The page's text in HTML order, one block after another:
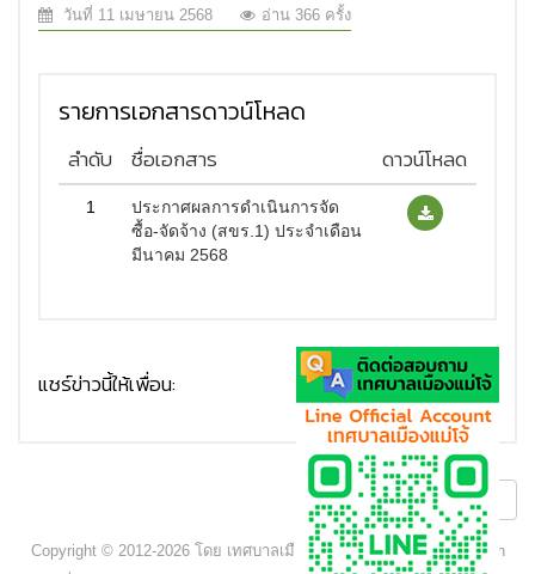
วันที่ 11 เมษายน 2568 อ่าน 366 ครั้ง
รายการเอกสารดาวน์โหลด
ลำดับ ชื่อเอกสาร ดาวน์โหลด
1
ประกาศผลการดำเนินการจัด
ซื้อ-จัดจ้าง (สขร.1) ประจำเดือน
มีนาคม 2568
แชร์ข่าวนี้ให้เพื่อน:
ถัดไป
Copyright © 2012-2026 โดย เทศบาลเมืองแม่โจ้ - www.maejocity.go.th